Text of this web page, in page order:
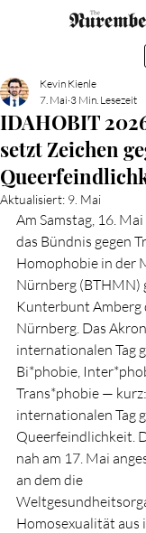
IDAHOBIT
setzt Zeichen
Kevin Kienle
7. Mai 3 Min. Lesezeit
Aktualisiert: 9. Mai
Am Samstag, 16.
das Bündnis gegen
Homophobie in der
Nürnberg (BTHMN)
Kunterbunt Amberg
Nürnberg. Das
internationalen Tag
Bi*phobie,
Trans*phobie —
internationalen Tag
Queerfeindlichkeit.
nah am 17. Mai
an dem die
Homosexualität